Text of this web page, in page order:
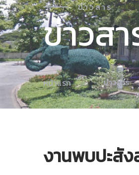
ข่าวสาร
ข่าวส
หน้าแรก ข่าวสาร
งานพบปะสั